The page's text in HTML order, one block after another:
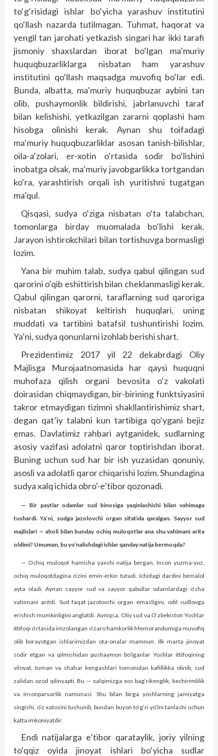
to‘g‘risidagi ishlar bo‘yicha yarashuv institutini
qo‘llash nazarda tutilmagan. Tuhmat, haqorat va
yengil tan jarohati yetkazish singari har ikki tarafi
jismoniy shaxslardan iborat bo‘lgan ma’muriy
huquqbuzarliklarga nisbatan ham yarashuv
institutini qo‘llash maqsadga muvofiq bo‘lar edi.
Bunda, albatta, ma’muriy huquqbuzar aybini tan
olib, pushaymonlik bildirishi, jabrlanuvchi taraf
bilan kelishishi, yetkazilgan zararni qoplashi ham
hisobga olinishi kerak. Aynan shu toifadagi
ma’muriy huquqbuzarliklar asosan tanish-bilishlar,
oila-a’zolari, er-xotin o‘rtasida sodir bo‘lishini
inobatga olsak, ma’muriy javobgarlikka tortgandan
ko‘ra, yarashtirish orqali ish yuritishni tugatgan
ma’qul.
Qisqasi, sudya o‘ziga nisbatan o‘ta talabchan,
tomonlarga birday muomalada bo‘lishi kerak.
Jarayon ishtirokchilari bilan tortishuvga bormasligi
lozim.
Yana bir muhim talab, sudya qabul qilingan sud
qarorini o‘qib eshittirish bilan cheklanmasligi kerak.
Qabul qilingan qarorni, taraflarning sud qaroriga
nisbatan shikoyat keltirish huquqlari, uning
muddati va tartibini batafsil tushuntirishi lozim.
Ya’ni, sudya qonunlarni izohlab berishi shart.
Prezidentimiz 2017 yil 22 dekabrdagi Oliy
Majlisga Murojaatnomasida har qaysi huquqni
muhofaza qilish organi bevosita o‘z vakolati
doirasidan chiqmaydigan, bir-birining funktsiyasini
takror etmaydigan tizimni shakllantirishimiz shart,
degan qat’iy talabni kun tartibiga qo‘ygani bejiz
emas. Davlatimiz rahbari aytganidek, sudlarning
asosiy vazifasi adolatni qaror toptirishdan iborat.
Buning uchun sud har bir ish yuzasidan qonuniy,
asosli va adolatli qaror chiqarishi lozim. Shundagina
sudya xalq ichida obro‘-e’tibor qozonadi.
— Bir paytlar odamlar sud binosiga yaqinlashishi bilan vahimaga
tushardi. Ya’ni, sudga jazolovchi organ sifatida qaralgan. Sayyor sud
majlislari — aholi bilan bunday ochiq muloqotlar ana shu vahimani arita
oldimi? Umuman, bu yo‘nalishdagi ishlar qanday natija bermoqda?
— Ochiq muloqot hamisha yaxshi natija bergan. Inson yuzma-yuz,
ochiq muloqotdagina o‘zini emin-erkin tutadi. Ichidagi dardini bemalol
ayta oladi. Aynan sayyor sud va sayyor qabullar odamlardagi o‘sha
vahimani aritdi. Sud faqat jazolovchi organ emasligini, odil sudlovga
erishish mumkinligini anglatdi. Ayniqsa, Oliy sud va O‘zbekiston Yoshlar
ittifoqi o‘rtasida imzolangan o‘zaro hamkorlik Memorandumiga muvofiq
olib borayotgan ishlarimizdan ota-onalar mamnun. Ilk marta jinoyat
sodir etgan va qilmishidan pushaymon bo‘lganlar Yoshlar ittifoqining
viloyat, tuman va shahar kengashlari tomonidan kafillikka olinib, sud
zalidan ozod qilinyapti. Bu — xalqimizga xos bag‘rikenglik, kechirimlilik
va insonparvarlik namunasi. Shu bilan birga yoshlarning jamiyatga
singishi, o‘z xatosini tushunib, bundan buyon to‘g‘ri yo‘lni tanlashi uchun
katta imkoniyatdir.
Endi natijalarga e’tibor qarataylik, joriy yilning
to‘qqiz oyida jinoyat ishlari bo‘yicha sudlar